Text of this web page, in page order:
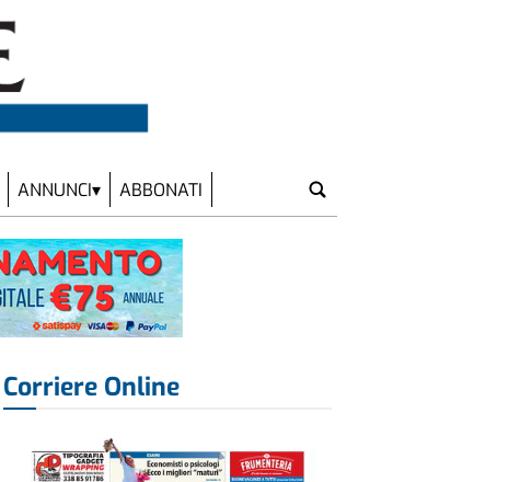
ANNUNCI ABBONATI
Corriere Online